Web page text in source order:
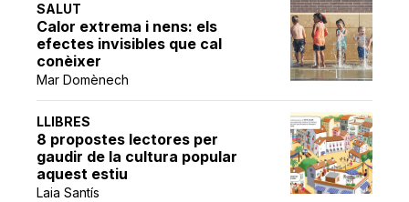
SALUT
Calor extrema i nens: els
efectes invisibles que cal
conèixer
Mar Domènech
LLIBRES
8 propostes lectores per
gaudir de la cultura popular
aquest estiu
Laia Santís